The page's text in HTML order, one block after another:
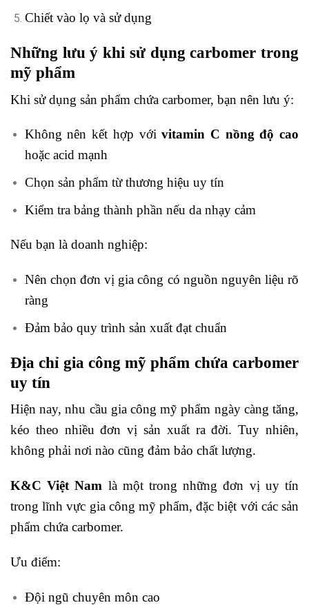
Chiết vào lọ và sử dụng
Những lưu ý khi sử dụng carbomer trong
mỹ phẩm
Khi sử dụng sản phẩm chứa carbomer, bạn nên lưu ý:
Không nên kết hợp vớivitamin C nồng độ cao
hoặc acid mạnh
Chọn sản phẩm từ thương hiệu uy tín
Kiểm tra bảng thành phần nếu da nhạy cảm
Nếu bạn là doanh nghiệp:
Nên chọn đơn vị gia công có nguồn nguyên liệu rõ
ràng
Đảm bảo quy trình sản xuất đạt chuẩn
Địa chỉ gia công mỹ phẩm chứa carbomer
uy tín
Hiện nay, nhu cầu gia công mỹ phẩm ngày càng tăng,
kéo theo nhiều đơn vị sản xuất ra đời. Tuy nhiên,
không phải nơi nào cũng đảm bảo chất lượng.
K&C Việt Nam là một trong những đơn vị uy tín
trong lĩnh vực gia công mỹ phẩm, đặc biệt với các sản
phẩm chứa carbomer.
Ưu điểm:
Đội ngũ chuyên môn cao